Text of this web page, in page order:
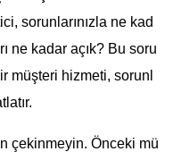
sorunlarınızla ne kad
ne kadar açık? Bu soru
müşteri hizmeti, sorunl
çekinmeyin. Önceki mü